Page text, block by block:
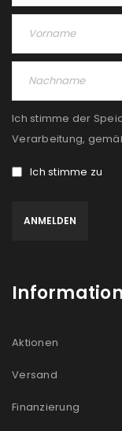
REGISTRIEREN
Ich stimme der
Verarbeitung,
Ich stimme zu
Aktionen
Versand
Finanzierung